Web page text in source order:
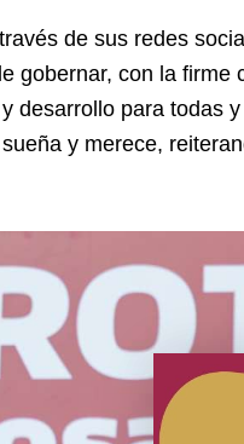
de sus redes
gobernar, con la
desarrollo para todas
y merece,